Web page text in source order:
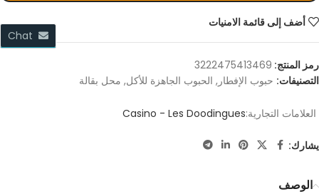
أضف إلى قائمة الامنيات
رمز المنتج: 3222475413469
التصنيفات: حبوب الإفطار, الحبوب الجاهزة للأكل, محل بقالة
العلامات التجارية:Casino - Les Doodingues
يشارك:
الوصف